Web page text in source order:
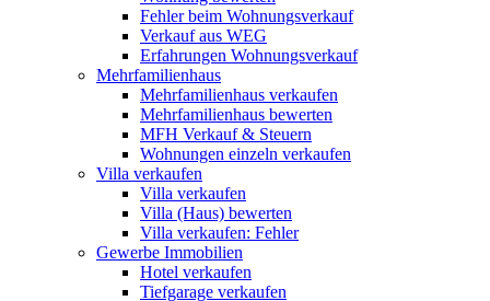
Fehler beim Wohnungsverkauf
Verkauf aus WEG
Erfahrungen Wohnungsverkauf
Mehrfamilienhaus
Mehrfamilienhaus verkaufen
Mehrfamilienhaus bewerten
MFH Verkauf & Steuern
Wohnungen einzeln verkaufen
Villa verkaufen
Villa verkaufen
Villa (Haus) bewerten
Villa verkaufen: Fehler
Gewerbe Immobilien
Hotel verkaufen
Tiefgarage verkaufen